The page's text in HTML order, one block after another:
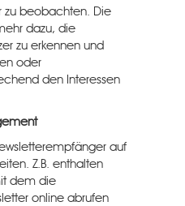
zu beobachten. Die
dazu, die
zu erkennen und
oder
den Interessen
auf
Z.B. enthalten
dem die
online abrufen